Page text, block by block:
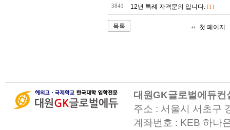
3841 12년 특례 자격문의 입니다. [1]
목록 첫 페이지
대원GK글로벌에듀
주소 : 서울시 서초구
계좌번호 : KEB 하나